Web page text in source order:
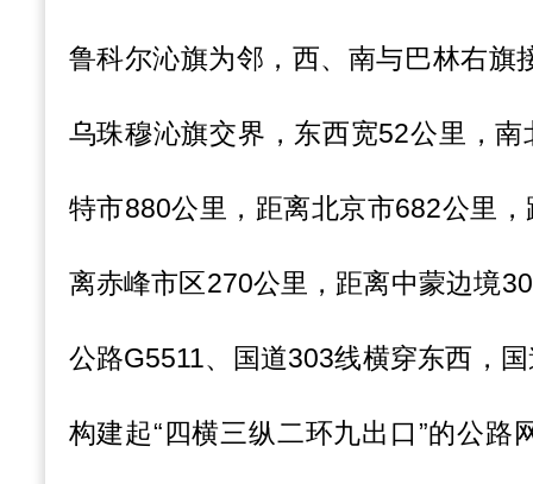
鲁科尔沁旗为邻，西、南与巴林右旗
乌珠穆沁旗交界，东西宽52公里，
特市880公里，距离北京市682公里
离赤峰市区270公里，距离中蒙边境
公路G5511、国道303线横穿东西，
构建起“四横三纵二环九出口”的公路